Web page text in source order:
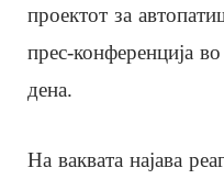
проектот за
прес-конференција
дена.
На ваквата најава